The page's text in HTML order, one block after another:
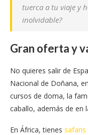
tuerca a tu viaje y
inolvidable?
Gran oferta y
No quieres salir de
Nacional de Doñana,
cursos de doma, la
caballo, además de en
En África, tienes safaris